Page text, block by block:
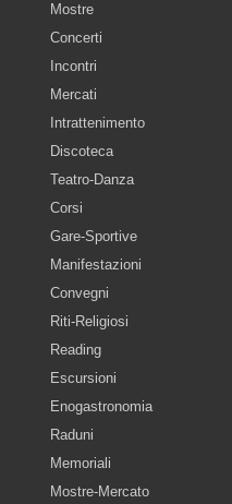
Mostre
Concerti
Incontri
Mercati
Intrattenimento
Discoteca
Teatro-Danza
Corsi
Gare-Sportive
Manifestazioni
Convegni
Riti-Religiosi
Reading
Escursioni
Enogastronomia
Raduni
Memoriali
Mostre-Mercato